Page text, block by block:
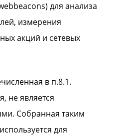
для анализа
измерения
акций и сетевых
в п.8.1.
не является
Собранная таким
для